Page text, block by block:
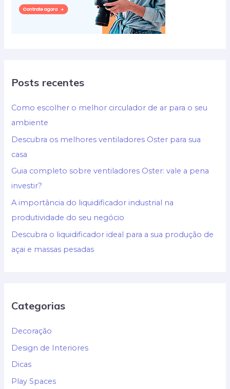
Posts recentes
Como escolher o melhor circulador de ar para o seu
ambiente
Descubra os melhores ventiladores Oster para sua
casa
Guia completo sobre ventiladores Oster: vale a pena
investir?
A importância do liquidificador industrial na
produtividade do seu negócio
Descubra o liquidificador ideal para a sua produção de
açai e massas pesadas
Categorias
Decoração
Design de Interiores
Dicas
Play Spaces